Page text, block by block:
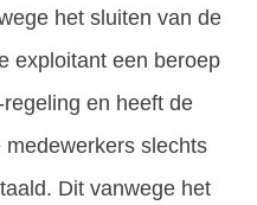
het sluiten van de
exploitant een beroep
en heeft de
slechts
Dit vanwege het